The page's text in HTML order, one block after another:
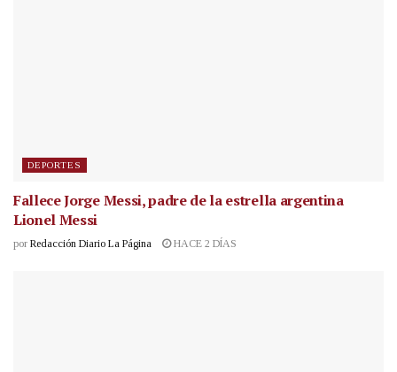
DEPORTES
Fallece Jorge Messi, padre de la estrella argentina
Lionel Messi
por Redacción Diario La Página HACE 2 DÍAS